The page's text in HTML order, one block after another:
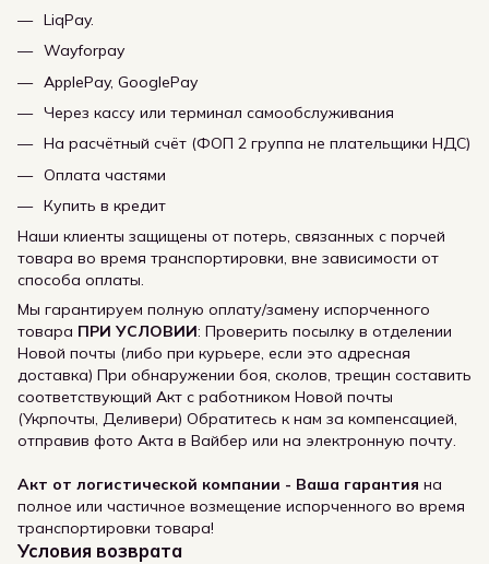
LiqPay.
Wayforpay
ApplePay, GooglePay
Через кассу или терминал самообслуживания
На расчётный счёт (ФОП 2 группа не плательщики НДС)
Оплата частями
Купить в кредит
Наши клиенты защищены от потерь, связанных с порчей
товара во время транспортировки, вне зависимости от
способа оплаты.
Мы гарантируем полную оплату/замену испорченного
товара ПРИ УСЛОВИИ: Проверить посылку в отделении
Новой почты (либо при курьере, если это адресная
доставка) При обнаружении боя, сколов, трещин составить
соответствующий Акт с работником Новой почты
(Укрпочты, Деливери) Обратитесь к нам за компенсацией,
отправив фото Акта в Вайбер или на электронную почту.
Акт от логистической компании - Ваша гарантия на
полное или частичное возмещение испорченного во время
транспортировки товара!
Условия возврата